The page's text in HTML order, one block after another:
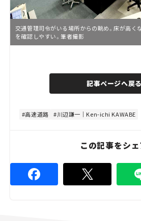
交通管理司令がいる場所からの眺め。床が高く
を確認しやすい。筆者撮影
e
d
4
%
記事ページへ戻る
高速道路 川辺謙一｜Ken-ichi KAWABE
この記事をシ